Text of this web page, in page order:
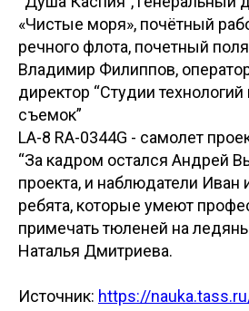
«Чистые моря», почётный
речного флота, почетный
Владимир Филиппов,
директор “Студии
съемок”
LA-8 RA-0344G - самолет
“За кадром остался Андрей
проекта, и наблюдатели Иван
ребята, которые умеют
примечать тюленей на
Наталья Дмитриева.
Источник: https://